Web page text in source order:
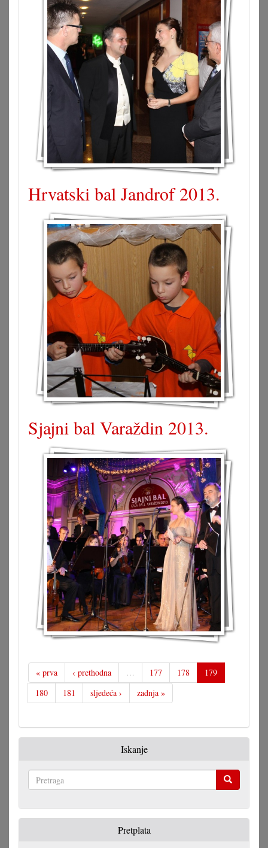
Hrvatski bal Jandrof 2013.
Sjajni bal Varaždin 2013.
« prva ‹ prethodna … 177 178
179
180
181 sljedeća › zadnja »
Iskanje
Pretplata